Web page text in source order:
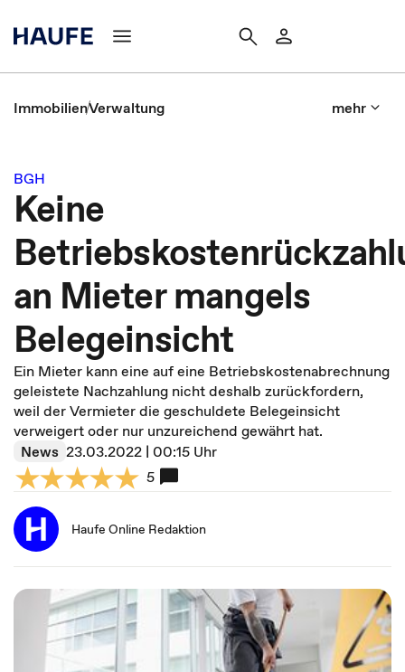
ImmobilienVerwaltung mehr
BGH
Keine
an Mieter mangels
Belegeinsicht
Ein Mieter kann eine auf eine Betriebskostenabrechnung
geleistete Nachzahlung nicht deshalb zurückfordern,
weil der Vermieter die geschuldete Belegeinsicht
verweigert oder nur unzureichend gewährt hat.
News 23.03.2022 | 00:15 Uhr
5
Haufe Online Redaktion